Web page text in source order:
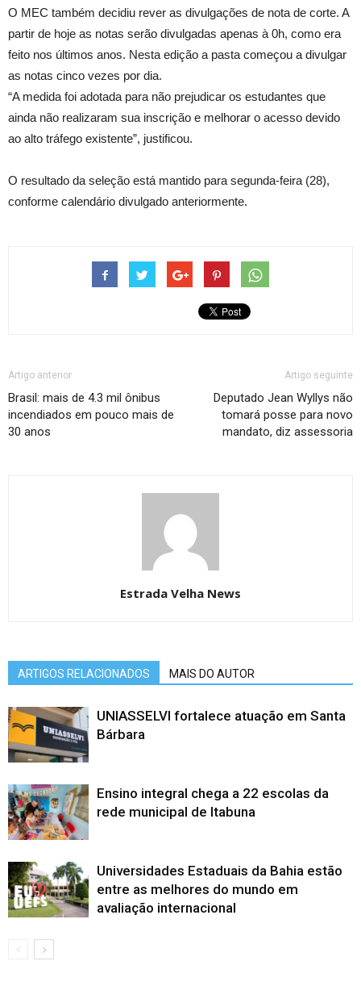
O MEC também decidiu rever as divulgações de nota de corte. A
partir de hoje as notas serão divulgadas apenas à 0h, como era
feito nos últimos anos. Nesta edição a pasta começou a divulgar
as notas cinco vezes por dia.
“A medida foi adotada para não prejudicar os estudantes que
ainda não realizaram sua inscrição e melhorar o acesso devido
ao alto tráfego existente”, justificou.
O resultado da seleção está mantido para segunda-feira (28),
conforme calendário divulgado anteriormente.
Artigo anterior
Brasil: mais de 4.3 mil ônibus
incendiados em pouco mais de
30 anos
Artigo seguinte
Deputado Jean Wyllys não
tomará posse para novo
mandato, diz assessoria
Estrada Velha News
ARTIGOS RELACIONADOS MAIS DO AUTOR
UNIASSELVI fortalece atuação em Santa
Bárbara
Ensino integral chega a 22 escolas da
rede municipal de Itabuna
Universidades Estaduais da Bahia estão
entre as melhores do mundo em
avaliação internacional